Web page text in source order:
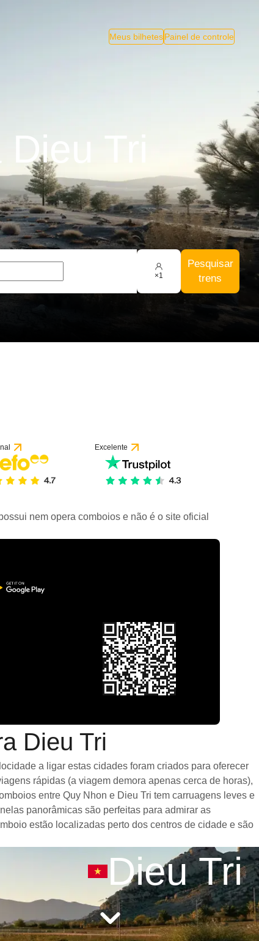
Meus bilhetesPainel de controle
Tri
×1
Pesquisar
trens
Excelente
nem opera comboios e não é o site oficial
Dieu Tri
a ligar estas cidades foram criados para oferecer
rápidas (a viagem demora apenas cerca de horas),
entre Quy Nhon e Dieu Tri tem carruagens leves e
panorâmicas são perfeitas para admirar as
estão localizadas perto dos centros de cidade e são
Dieu Tri